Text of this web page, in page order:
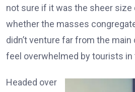
not sure if it was the sheer size
whether the masses
didn’t venture far from the main
feel overwhelmed by tourists in
Headed over